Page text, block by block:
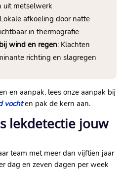
uit metselwerk
afkoeling door natte
in thermografie
wind en regen: Klachten
richting en slagregen
en aanpak, lees onze aanpak bij
vochten pak de kern aan.​
lekdetectie jouw
team met meer dan vijftien jaar
dag en zeven dagen per week